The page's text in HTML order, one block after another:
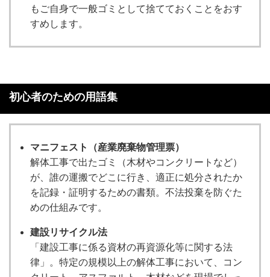
もご自身で一般ゴミとして捨てておくことをおす
すめします。
初心者のための用語集
マニフェスト（産業廃棄物管理票）
解体工事で出たゴミ（木材やコンクリートなど）
が、誰の運搬でどこに行き、適正に処分されたか
を記録・証明するための書類。不法投棄を防ぐた
めの仕組みです。
建設リサイクル法
「建設工事に係る資材の再資源化等に関する法
律」。特定の規模以上の解体工事において、コン